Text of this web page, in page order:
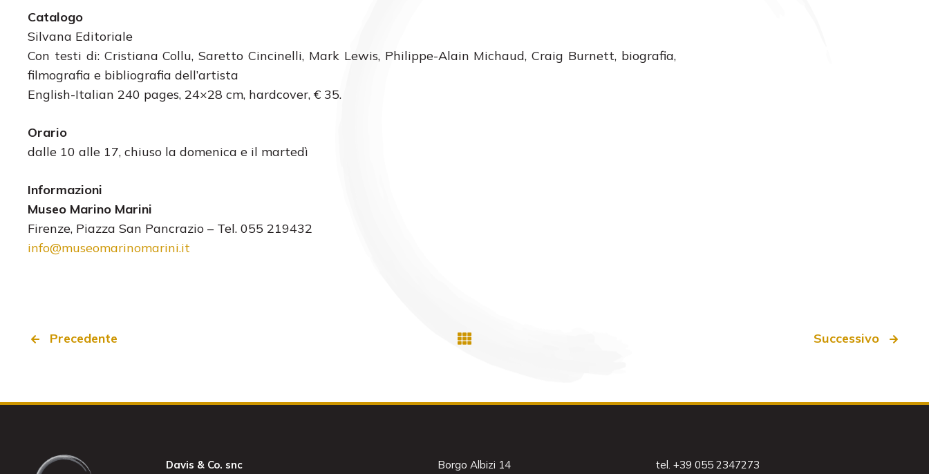
Catalogo
Silvana Editoriale
Con testi di: Cristiana Collu, Saretto Cincinelli, Mark Lewis, Philippe-Alain Michaud, Craig Burnett, biografia,
filmografia e bibliografia dell’artista
English-Italian 240 pages, 24×28 cm, hardcover, € 35.
Orario
dalle 10 alle 17, chiuso la domenica e il martedì
Informazioni
Museo Marino Marini
Firenze, Piazza San Pancrazio – Tel. 055 219432
info@museomarinomarini.it
Precedente Successivo
Davis & Co. snc Borgo Albizi 14 tel. +39 055 2347273